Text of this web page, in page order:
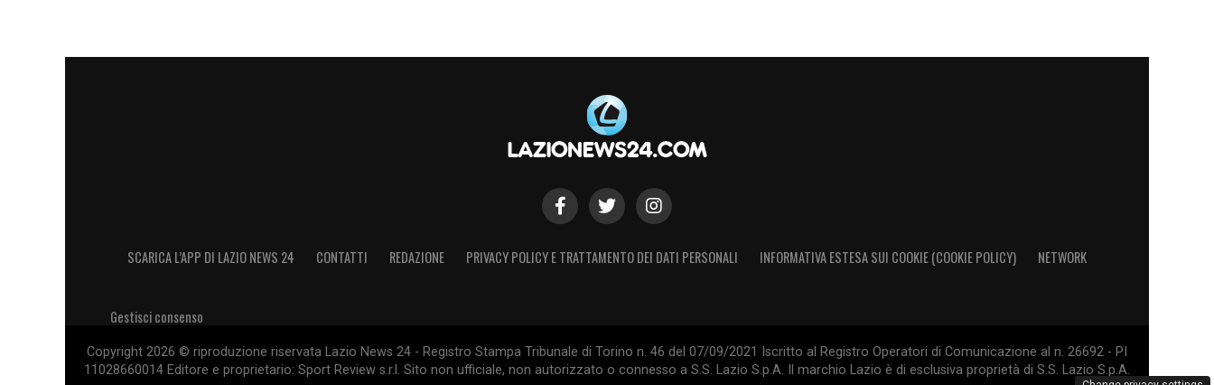
SCARICA L’APP DI LAZIO NEWS 24 CONTATTI REDAZIONE PRIVACY POLICY E TRATTAMENTO DEI DATI PERSONALI INFORMATIVA ESTESA SUI COOKIE (COOKIE POLICY) NETWORK
Gestisci consenso
Copyright 2026 © riproduzione riservata Lazio News 24 - Registro Stampa Tribunale di Torino n. 46 del 07/09/2021 Iscritto al Registro Operatori di Comunicazione al n. 26692 - PI
11028660014 Editore e proprietario: Sport Review s.r.l. Sito non ufficiale, non autorizzato o connesso a S.S. Lazio S.p.A. Il marchio Lazio è di esclusiva proprietà di S.S. Lazio S.p.A.